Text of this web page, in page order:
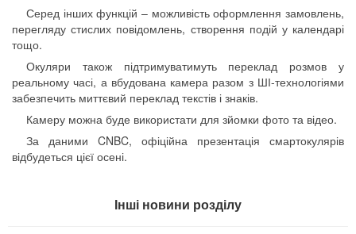
Серед інших функцій – можливість оформлення замовлень,
перегляду стислих повідомлень, створення подій у календарі
тощо.
Окуляри також підтримуватимуть переклад розмов у
реальному часі, а вбудована камера разом з ШІ-технологіями
забезпечить миттєвий переклад текстів і знаків.
Камеру можна буде використати для зйомки фото та відео.
За даними CNBC, офіційна презентація смартокулярів
відбудеться цієї осені.
Інші новини розділу